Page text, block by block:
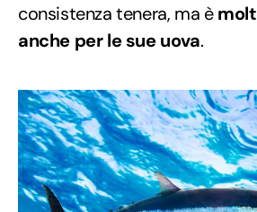
consistenza tenera, ma è
anche per le sue uova.